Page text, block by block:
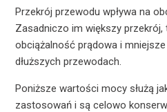
Przekrój przewodu wpływa na
Zasadniczo im większy
obciążalność prądowa i
dłuższych przewodach.
Poniższe wartości mocy służą
zastosowań i są celowo